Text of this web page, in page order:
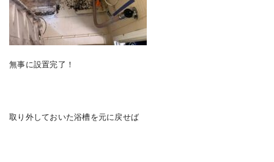
無事に設置完了！
取り外しておいた浴槽を元に戻せば